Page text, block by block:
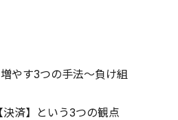
やす3つの手法～負け組
済】という3つの観点